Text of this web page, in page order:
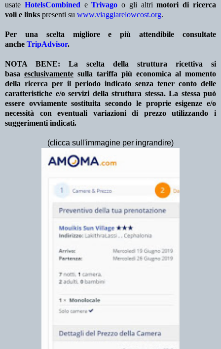
usate HotelsCombined eTrivago o gli altrimotori di ricerca
voli e links presenti su www.viaggiarelowcost.org.
Per una scelta migliore e più attendibile consultate
anche TripAdvisor.
NOTA BENE: La scelta della struttura ricettiva si
basa esclusivamente sulla tariffa più economica al momento
della ricerca per il periodo indicato senza tener conto delle
caratteristiche e/o servizi della struttura stessa. La stessa può
essere ovviamente sostituita secondo le proprie esigenze e/o
necessità con eventuali variazioni di prezzo utilizzando i
suggerimenti indicati.
(clicca sull'immagine per ingrandire)